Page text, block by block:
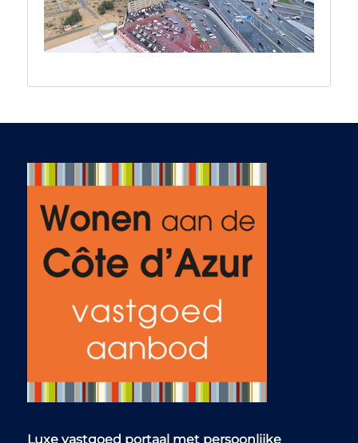
come true: to
actively search for a
holiday home in the
Alpes-Maritimes. Our
completely and
market, his honesty
about both the
opportunities and
the challenges, and
his relaxed, friendly
manner instantly
gave us confidence.
was the right person
to guide us. Ab
listened carefully to
our wishes, sent us
refined the search
Luxe vastgoed portaal met persoonlijke